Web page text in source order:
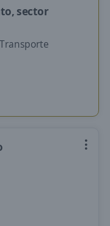
sector